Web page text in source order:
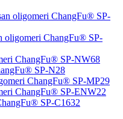
oligomeri ChangFu® SP-
oligomeri ChangFu® SP-
ChangFu® SP-NW68
SP-N28
ChangFu® SP-MP29
ChangFu® SP-ENW22
SP-C1632